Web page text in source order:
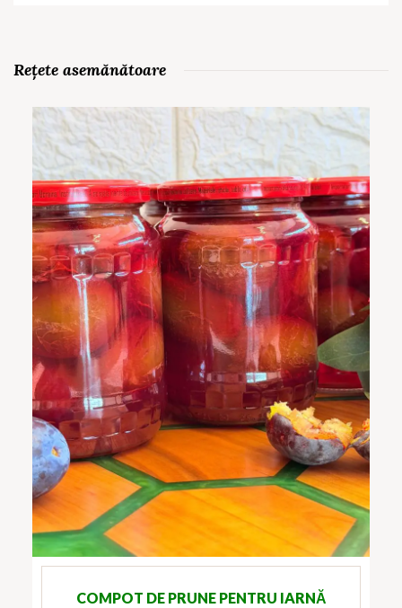
Rețete asemănătoare
COMPOT DE PRUNE PENTRU IARNĂ